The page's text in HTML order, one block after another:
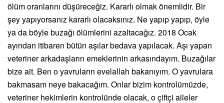
ölüm oranlarını düşüreceğiz. Kararlı olmak önemlidir. Bir
şey yapıyorsanız kararlı olacaksınız. Ne yapıp yapıp, öyle
ya da böyle buzağı ölümlerini azaltacağız. 2018 Ocak
ayından itibaren bütün aşılar bedava yapılacak. Aşı yapan
veteriner arkadaşların emeklerinin arkasındayım. Buzağılar
bize ait. Ben o yavruların evelallah bakanıyım. O yavrulara
bakmasam neye bakacağım. Onlar bizim kontrolümüzde,
veteriner hekimlerin kontrolünde olacak, o çiftçi aileler